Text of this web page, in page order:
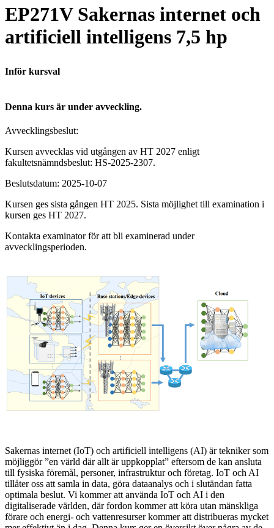
EP271V Sakernas internet och
artificiell intelligens 7,5 hp
Inför kursval
Denna kurs är under avveckling.
Avvecklingsbeslut:
Kursen avvecklas vid utgången av HT 2027 enligt
fakultetsnämndsbeslut: HS-2025-2307.
Beslutsdatum: 2025-10-07
Kursen ges sista gången HT 2025. Sista möjlighet till examination i
kursen ges HT 2027.
Kontakta examinator för att bli examinerad under
avvecklingsperioden.
Sakernas internet (IoT) och artificiell intelligens (AI) är tekniker som
möjliggör ”en värld där allt är uppkopplat” eftersom de kan ansluta
till fysiska föremål, personer, infrastruktur och företag. IoT och AI
tillåter oss att samla in data, göra dataanalys och i slutändan fatta
optimala beslut. Vi kommer att använda IoT och AI i den
digitaliserade världen, där fordon kommer att köra utan mänskliga
förare och energi- och vattenresurser kommer att distribueras mycket